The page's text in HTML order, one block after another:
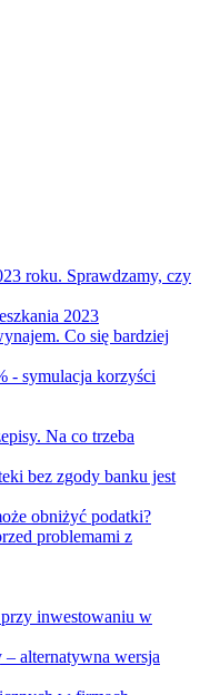
roku. Sprawdzamy, czy
2023
Co się bardziej
- symulacja korzyści
Na co trzeba
bez zgody banku jest
obniżyć podatki?
problemami z
inwestowaniu w
alternatywna wersja